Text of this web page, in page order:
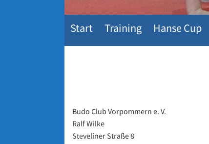
Start Training Hanse Cup
Budo Club Vorpommern e. V.
Ralf Wilke
Steveliner Straße 8